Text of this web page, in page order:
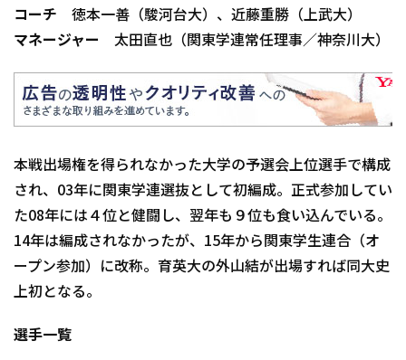
コーチ 徳本一善（駿河台大）、近藤重勝（上武大）
マネージャー
太田直也（関東学連常任理事／神奈川大）
本戦出場権を得られなかった大学の予選会上位選手で構成
され、03年に関東学連選抜として初編成。正式参加してい
た08年には４位と健闘し、翌年も９位も食い込んでいる。
14年は編成されなかったが、15年から関東学生連合（オ
ープン参加）に改称。育英大の外山結が出場すれば同大史
上初となる。
選手一覧